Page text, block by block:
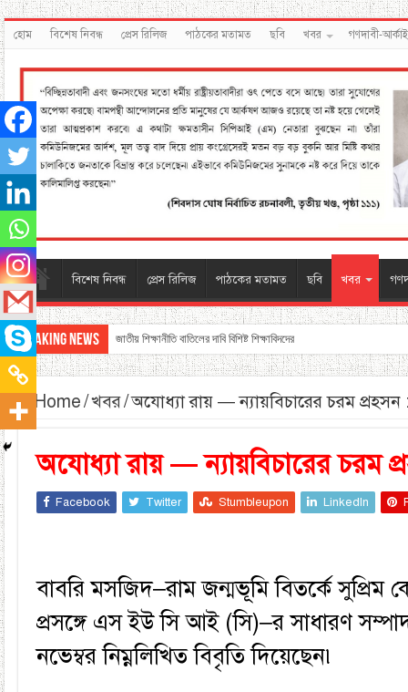
হোম বিশেষ নিবন্ধ প্রেস রিলিজ পাঠকের মতামত ছবি খবর গণদাবী-
বিশেষ নিবন্ধ প্রেস রিলিজ পাঠকের মতামত ছবি খবর
Breaking News জাতীয় শিক্ষানীতি বাতিলের দাবি বিশিষ্ট শিক্ষাবিদদের
Home/খবর/অযোধ্যা রায় — ন্যায়বিচারের চরম প্রহসন
অযোধ্যা রায় — ন্যায়বিচারের চরম
Facebook Twitter Stumbleupon LinkedIn
বাবরি মসজিদ–রাম জন্মভূমি বিতর্কে সুপ্রিম
প্রসঙ্গে এস ইউ সি আই (সি)–র সাধারণ
নভেম্বর নিম্নলিখিত বিবৃতি দিয়েছেন৷